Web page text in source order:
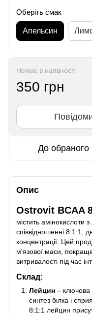
Оберіть смак
Апельсин
Немає в наявності
350 грн
До обраного
Опис
Ostrovit BCAA
містить амінокислоти
співвідношенні 8:1:1,
концентрації. Цей
м'язової маси,
витривалості під час
Склад:
Лейцин – ключова
синтез білка і
8:1:1 лейцин